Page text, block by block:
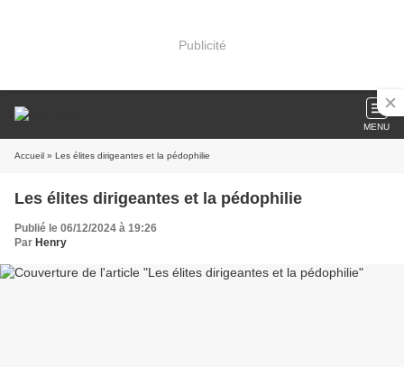
Publicité
MENU
Accueil » Les élites dirigeantes et la pédophilie
Les élites dirigeantes et la pédophilie
Publié le 06/12/2024 à 19:26
Par Henry